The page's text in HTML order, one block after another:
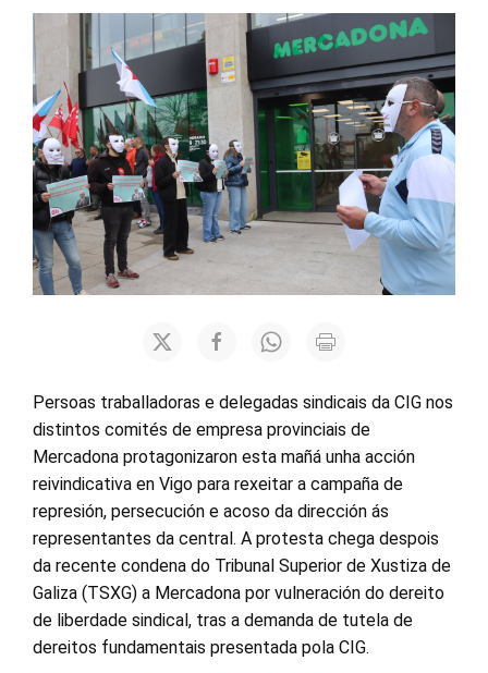
Persoas traballadoras e delegadas sindicais da CIG nos
distintos comités de empresa provinciais de
Mercadona protagonizaron esta mañá unha acción
reivindicativa en Vigo para rexeitar a campaña de
represión, persecución e acoso da dirección ás
representantes da central. A protesta chega despois
da recente condena do Tribunal Superior de Xustiza de
Galiza (TSXG) a Mercadona por vulneración do dereito
de liberdade sindical, tras a demanda de tutela de
dereitos fundamentais presentada pola CIG.